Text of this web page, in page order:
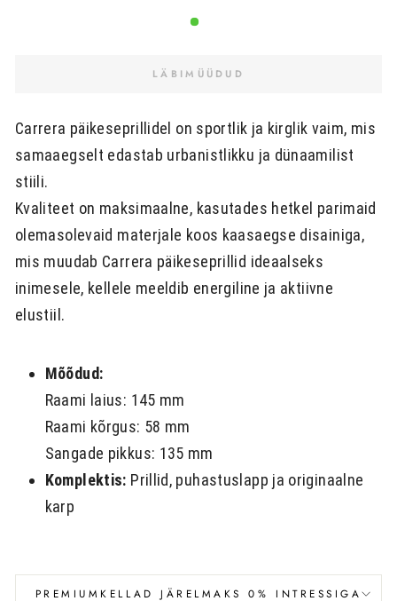
LÄBIMÜÜDUD
Carrera päikeseprillidel on sportlik ja kirglik vaim, mis
samaaegselt edastab urbanistlikku ja dünaamilist
stiili.
Kvaliteet on maksimaalne, kasutades hetkel parimaid
olemasolevaid materjale koos kaasaegse disainiga,
mis muudab Carrera päikeseprillid ideaalseks
inimesele, kellele meeldib energiline ja aktiivne
elustiil.
Mõõdud:
Raami laius: 145 mm
Raami kõrgus: 58 mm
Sangade pikkus: 135 mm
Komplektis: Prillid, puhastuslapp ja originaalne
karp
PREMIUMKELLAD JÄRELMAKS 0% INTRESSIGA